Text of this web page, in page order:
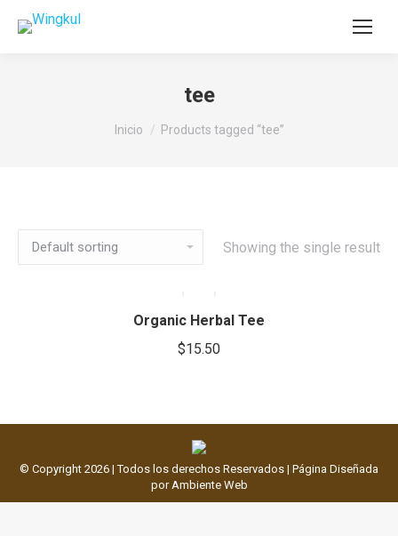
tee
Estás aquí:
Inicio Products tagged “tee”
Showing the single result
Organic Herbal Tee
$15.50
©️ Copyright 2026 | Todos los derechos Reservados | Página Diseñada
porAmbiente Web